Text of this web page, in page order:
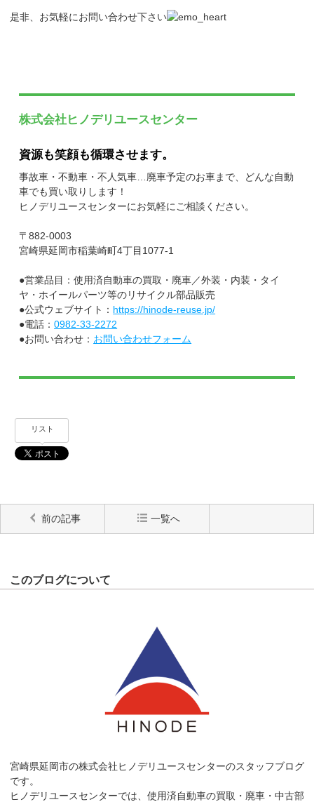
是非、お気軽にお問い合わせ下さい
株式会社ヒノデリユースセンター
資源も笑顔も循環させます。
事故車・不動車・不人気車…廃車予定のお車まで、どんな自動
車でも買い取りします！
ヒノデリユースセンターにお気軽にご相談ください。
〒882-0003
宮崎県延岡市稲葉崎町4丁目1077-1
●営業品目：使用済自動車の買取・廃車／外装・内装・タイ
ヤ・ホイールパーツ等のリサイクル部品販売
●公式ウェブサイト： https://hinode-reuse.jp/
●電話：0982-33-2272
●お問い合わせ： お問い合わせフォーム
リスト
前の記事 一覧へ
このブログについて
宮崎県延岡市の株式会社ヒノデリユースセンターのスタッフブログ
です。
ヒノデリユースセンターでは、使用済自動車の買取・廃車・中古部